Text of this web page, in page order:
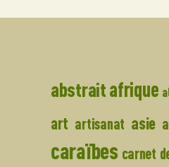
abstraitafrique
art artisanat asie
caraïbes carnet